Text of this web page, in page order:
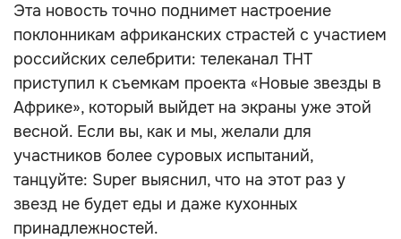
Эта новость точно поднимет настроение
поклонникам африканских страстей с участием
российских селебрити: телеканал ТНТ
приступил к съемкам проекта «Новые звезды в
Африке», который выйдет на экраны уже этой
весной. Если вы, как и мы, желали для
участников более суровых испытаний,
танцуйте: Super выяснил, что на этот раз у
звезд не будет еды и даже кухонных
принадлежностей.